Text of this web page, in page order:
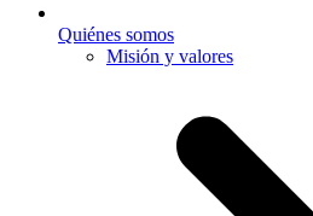
Quiénes somos
Misión y valores